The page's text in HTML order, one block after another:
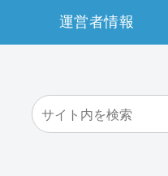
運営者情報